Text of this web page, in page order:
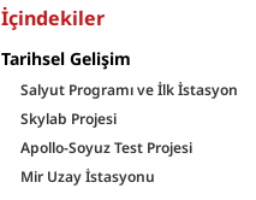
İçindekiler
Tarihsel Gelişim
Salyut Programı ve İlk İstasyon
Skylab Projesi
Apollo-Soyuz Test Projesi
Mir Uzay İstasyonu